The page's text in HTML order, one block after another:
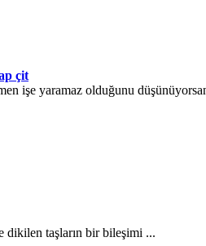
çit
işe yaramaz olduğunu
dikilen taşların bir bileşimi ...